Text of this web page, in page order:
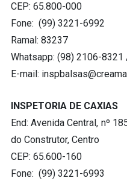
CEP: 65.800-000
Fone: (99) 3221-6992
Ramal: 83237
Whatsapp: (98) 2106-
E-mail:
INSPETORIA DE CAXIAS
End: Avenida Central, nº
do Construtor, Centro
CEP: 65.600-160
Fone: (99) 3221-6993